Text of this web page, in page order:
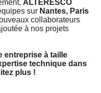
Refuser
ALTERESCO
sur Nantes, Paris
collaborateurs
à nos projets
entreprise à taille
technique dans
plus !